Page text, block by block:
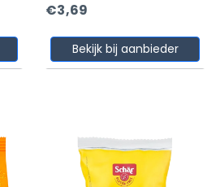
€3,69
Bekijk bij aanbieder